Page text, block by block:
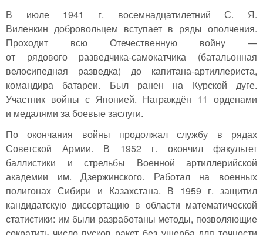
В июле 1941 г. восемнадцатилетний С. Я.
Виленкин добровольцем вступает в ряды ополчения.
Проходит всю Отечественную войну —
от рядового разведчика-самокатчика (батальонная
велосипедная разведка) до капитана-артиллериста,
командира батареи. Был ранен на Курской дуге.
Участник войны с Японией. Награждён 11 орденами
и медалями за боевые заслуги.
По окончания войны продолжал службу в рядах
Советской Армии. В 1952 г. окончил факультет
баллистики и стрельбы Военной артиллерийской
академии им. Дзержинского. Работал на военных
полигонах Сибири и Казахстана. В 1959 г. защитил
кандидатскую диссертацию в области математической
статистики: им были разработаны методы, позволяющие